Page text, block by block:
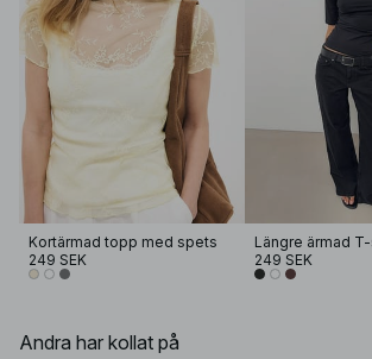
Kortärmad topp med spets
249 SEK
Längre ärmad
249 SEK
Andra har kollat på